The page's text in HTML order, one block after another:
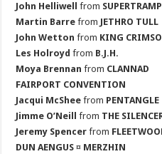
John Helliwell from SUPERTRAMP
Martin Barre from JETHRO TULL
John Wetton from KING
Les Holroyd from B.J.H.
Moya Brennan from CLANNAD
FAIRPORT CONVENTION
Jacqui McShee from PENTANGLE
Jimme O’Neill
from THE
Jeremy Spencer from
DUN AENGUS ¤ MERZHIN